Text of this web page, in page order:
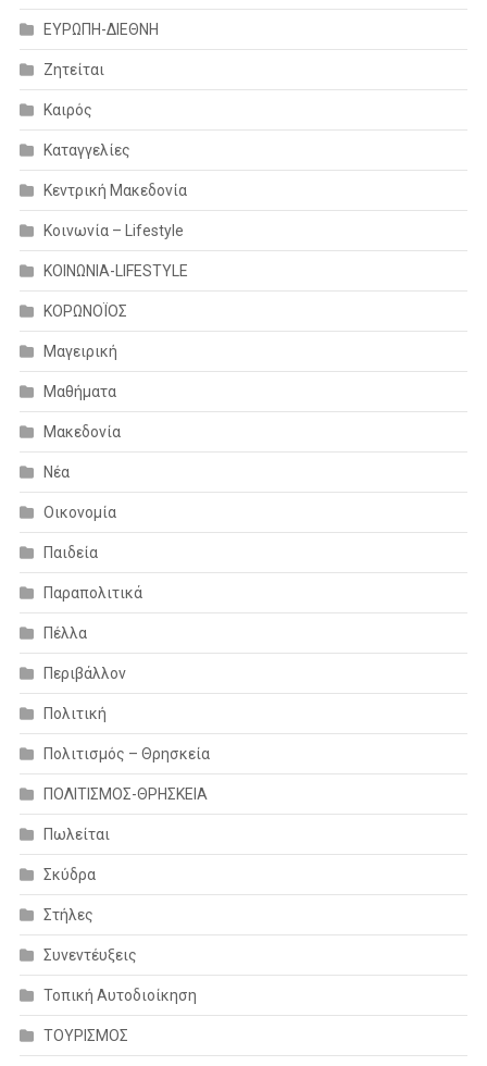
ΕΥΡΩΠΗ-ΔΙΕΘΝΗ
Ζητείται
Καιρός
Καταγγελίες
Κεντρική Μακεδονία
Κοινωνία – Lifestyle
ΚΟΙΝΩΝΙΑ-LIFESTYLE
ΚΟΡΩΝΟΪΟΣ
Μαγειρική
Μαθήματα
Μακεδονία
Νέα
Οικονομία
Παιδεία
Παραπολιτικά
Πέλλα
Περιβάλλον
Πολιτική
Πολιτισμός – Θρησκεία
ΠΟΛΙΤΙΣΜΟΣ-ΘΡΗΣΚΕΙΑ
Πωλείται
Σκύδρα
Στήλες
Συνεντέυξεις
Τοπική Αυτοδιοίκηση
ΤΟΥΡΙΣΜΟΣ